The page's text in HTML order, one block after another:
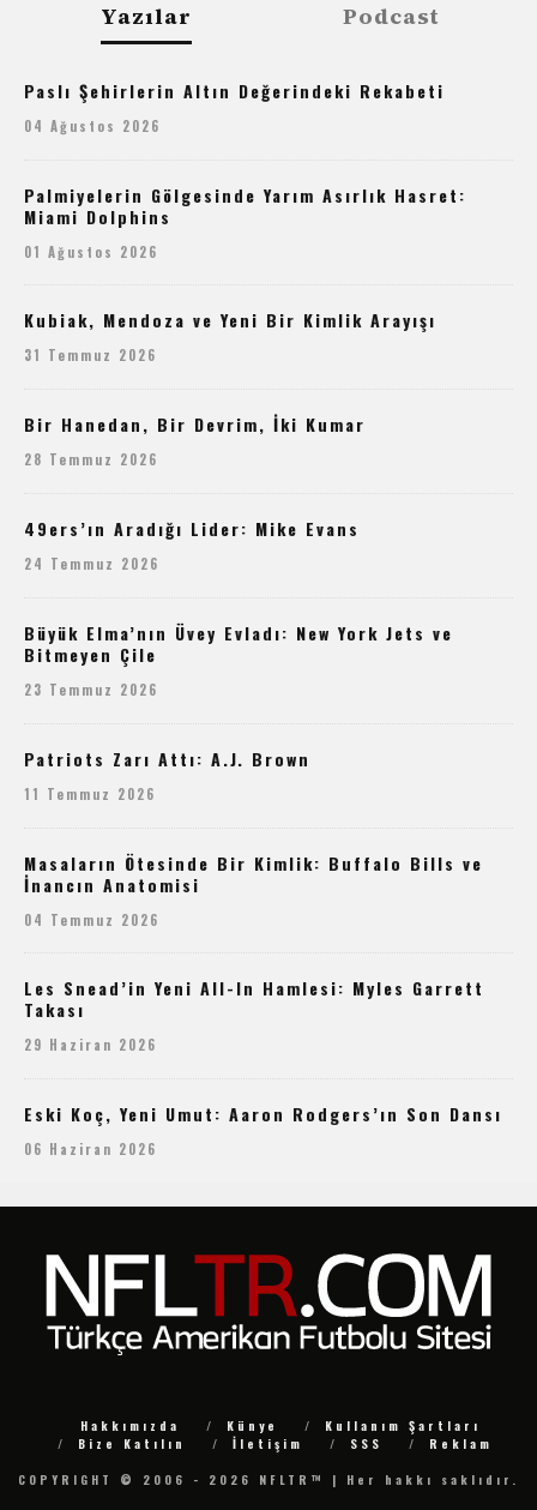
Yazılar Podcast
Paslı Şehirlerin Altın Değerindeki Rekabeti
04 Ağustos 2026
Palmiyelerin Gölgesinde Yarım Asırlık Hasret:
Miami Dolphins
01 Ağustos 2026
Kubiak, Mendoza ve Yeni Bir Kimlik Arayışı
31 Temmuz 2026
Bir Hanedan, Bir Devrim, İki Kumar
28 Temmuz 2026
49ers’ın Aradığı Lider: Mike Evans
24 Temmuz 2026
Büyük Elma’nın Üvey Evladı: New York Jets ve
Bitmeyen Çile
23 Temmuz 2026
Patriots Zarı Attı: A.J. Brown
11 Temmuz 2026
Masaların Ötesinde Bir Kimlik: Buffalo Bills ve
İnancın Anatomisi
04 Temmuz 2026
Les Snead’in Yeni All-In Hamlesi: Myles Garrett
Takası
29 Haziran 2026
Eski Koç, Yeni Umut: Aaron Rodgers’ın Son Dansı
06 Haziran 2026
Hakkımızda Künye
Kullanım Şartları
Bize Katılın
İletişim SSS
Reklam
COPYRIGHT © 2006 - 2026 NFLTR™ | Her hakkı saklıdır.